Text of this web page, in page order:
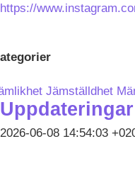
https://
Jämställdhet
Uppdateringar
2026-06-08 14:54:03